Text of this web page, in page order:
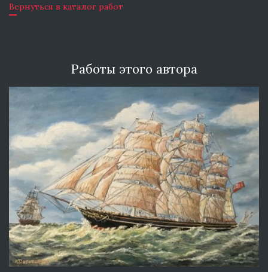
Вернуться в каталог работ
Работы этого автора